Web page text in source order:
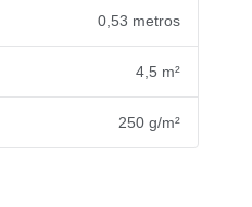
0,53 metros
4,5 m²
250 g/m²